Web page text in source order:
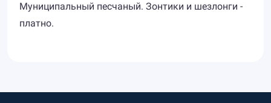
Муниципальный песчаный. Зонтики и шезлонги -
платно.